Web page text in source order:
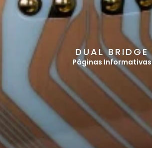
DUA L B R I D GE
Páginas Informativas